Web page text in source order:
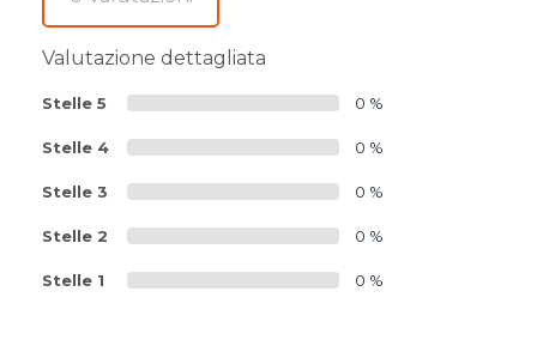
Valutazione dettagliata
Stelle 5 0 %
Stelle 4 0 %
Stelle 3 0 %
Stelle 2 0 %
Stelle 1 0 %